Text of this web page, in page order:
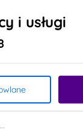
i usługi